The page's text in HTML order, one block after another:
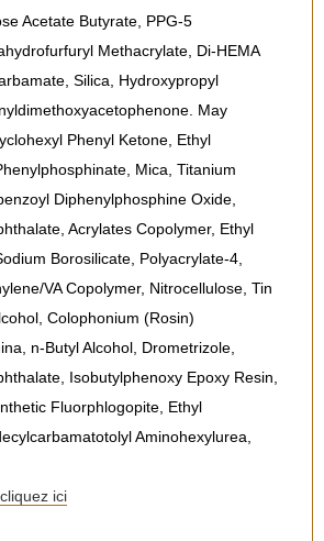
Acetate Butyrate, PPG-5
Methacrylate, Di-HEMA
Silica, Hydroxypropyl
May
Phenyl Ketone, Ethyl
Mica, Titanium
Diphenylphosphine Oxide,
Acrylates Copolymer, Ethyl
Borosilicate, Polyacrylate-4,
VA Copolymer, Nitrocellulose, Tin
Colophonium (Rosin)
n-Butyl Alcohol, Drometrizole,
Isobutylphenoxy Epoxy Resin,
Fluorphlogopite, Ethyl
Aminohexylurea,
ici